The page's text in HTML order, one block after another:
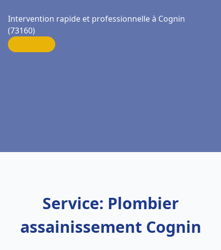
Intervention rapide et professionnelle à Cognin
(73160)
Service: Plombier
assainissement Cognin